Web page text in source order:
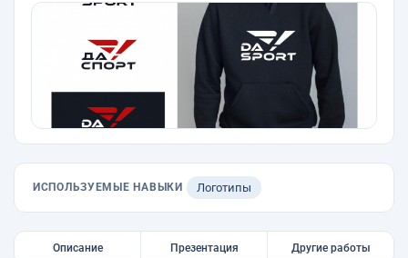
ИСПОЛЬЗУЕМЫЕ НАВЫКИ Логотипы
Описание Презентация Другие работы